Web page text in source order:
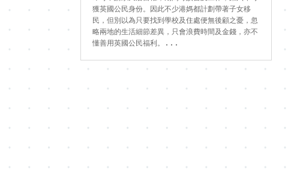
獲英國公民身份。因此不少港媽都計劃帶著子女移
民，但別以為只要找到學校及住處便無後顧之憂，忽
略兩地的生活細節差異，只會浪費時間及金錢，亦不
懂善用英國公民福利。...